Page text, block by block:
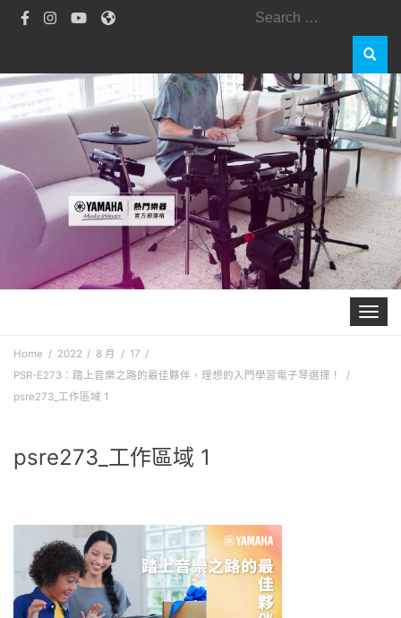
Search
Toggle
Home 2022 8 月
17
PSR-E273：踏上音樂之路的最佳夥伴，理想的入門學習電子琴選擇！
psre273_工作區域 1
psre273_工作區域 1